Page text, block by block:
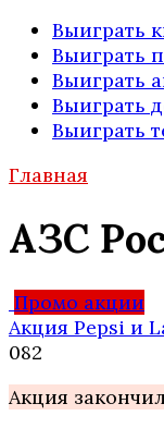
Выиграть
Выиграть
Выиграть
Выиграть
Выиграть
Главная
АЗС
Промо акции
Акция Pepsi и
082
Акция